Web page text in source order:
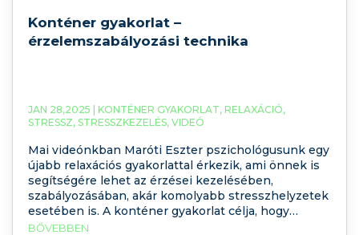
Konténer gyakorlat –
érzelemszabályozási technika
JAN 28,2025 | KONTÉNER GYAKORLAT, RELAXÁCIÓ,
STRESSZ, STRESSZKEZELÉS, VIDEÓ
Mai videónkban Maróti Eszter pszichológusunk egy
újabb relaxációs gyakorlattal érkezik, ami önnek is
segítségére lehet az érzései kezelésében,
szabályozásában, akár komolyabb stresszhelyzetek
esetében is. A konténer gyakorlat célja, hogy
stresszhelyzetben is képesek legyünk
BŐVEBBEN